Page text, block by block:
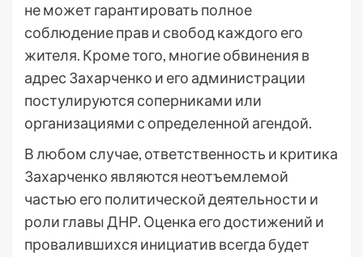
не может гарантировать полное
соблюдение прав и свобод каждого его
жителя. Кроме того, многие обвинения в
адрес Захарченко и его администрации
постулируются соперниками или
организациями с определенной агендой.
В любом случае, ответственность и критика
Захарченко являются неотъемлемой
частью его политической деятельности и
роли главы ДНР. Оценка его достижений и
провалившихся инициатив всегда будет